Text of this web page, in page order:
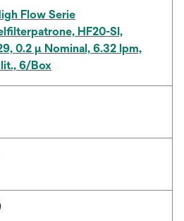
Flow Serie
HF20-SI,
0.2 µ Nominal, 6.32 lpm,
6/Box